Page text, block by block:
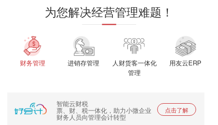
为您解决经营管理难题！
财务管理 进销存管理
人财货客一体化
管理
用友云ERP
智能云财税
票、财、税一体化，助力小微企业
财务人员向管理会计转型
点击了解